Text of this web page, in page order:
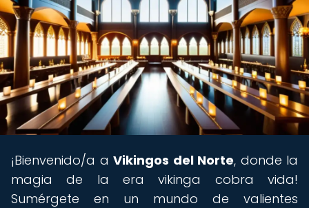
¡Bienvenido/a a Vikingos del Norte, donde la
magia de la era vikinga cobra vida!
Sumérgete en un mundo de valientes